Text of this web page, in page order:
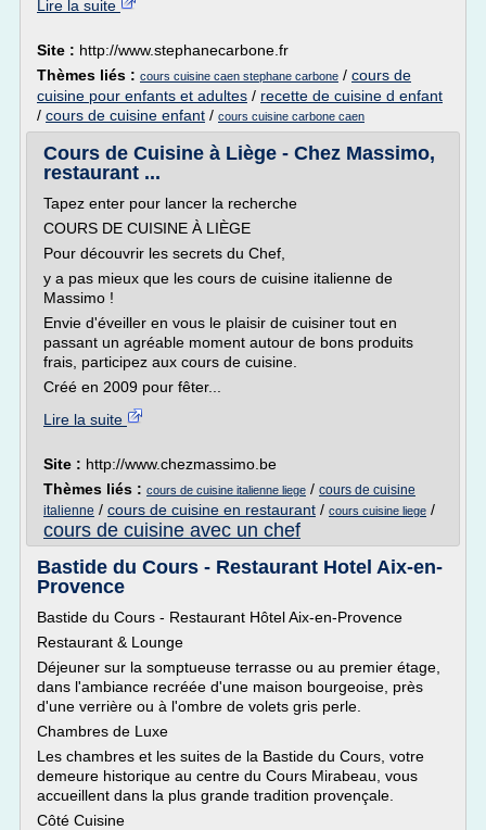
Lire la suite
Site : http://www.stephanecarbone.fr
Thèmes liés : cours cuisine caen stephane carbone / cours de
cuisine pour enfants et adultes / recette de cuisine d enfant
/ cours de cuisine enfant / cours cuisine carbone caen
Cours de Cuisine à Liège - Chez Massimo,
restaurant ...
Tapez enter pour lancer la recherche
COURS DE CUISINE À LIÈGE
Pour découvrir les secrets du Chef,
y a pas mieux que les cours de cuisine italienne de
Massimo !
Envie d'éveiller en vous le plaisir de cuisiner tout en
passant un agréable moment autour de bons produits
frais, participez aux cours de cuisine.
Créé en 2009 pour fêter...
Lire la suite
Site : http://www.chezmassimo.be
Thèmes liés : cours de cuisine italienne liege / cours de cuisine
italienne / cours de cuisine en restaurant / cours cuisine liege /
cours de cuisine avec un chef
Bastide du Cours - Restaurant Hotel Aix-en-
Provence
Bastide du Cours - Restaurant Hôtel Aix-en-Provence
Restaurant & Lounge
Déjeuner sur la somptueuse terrasse ou au premier étage,
dans l'ambiance recréée d'une maison bourgeoise, près
d'une verrière ou à l'ombre de volets gris perle.
Chambres de Luxe
Les chambres et les suites de la Bastide du Cours, votre
demeure historique au centre du Cours Mirabeau, vous
accueillent dans la plus grande tradition provençale.
Côté Cuisine